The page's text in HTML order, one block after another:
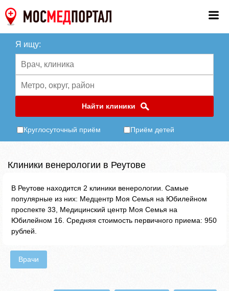
Я ищу:
Найти клиники
Круглосуточный приём Приём детей
Клиники венерологии в Реутове
В Реутове находится 2 клиники венерологии. Самые
популярные из них: Медцентр Моя Семья на Юбилейном
проспекте 33, Медицинский центр Моя Семья на
Юбилейном 16. Средняя стоимость первичного приема: 950
рублей.
Врачи